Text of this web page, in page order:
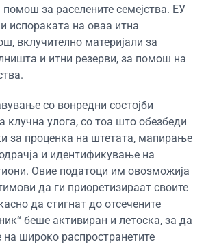
помош за раселените семејства. ЕУ
испораката на оваа итна
вклучително материјали за
и итни резерви, за помош на
со вонредни состојби
клучна улога, со тоа што обезбеди
за проценка на штетата, мапирање
и идентификување на
Овие податоци им овозможија
да ги приоретизираат своите
да стигнат до отсечените
беше активиран и летоска, за да
широко распространетите